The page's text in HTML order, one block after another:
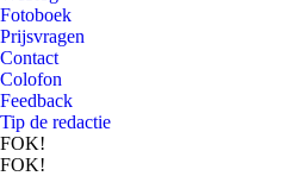
Fotoboek
Prijsvragen
Contact
Colofon
Feedback
Tip de redactie
FOK!
FOK!